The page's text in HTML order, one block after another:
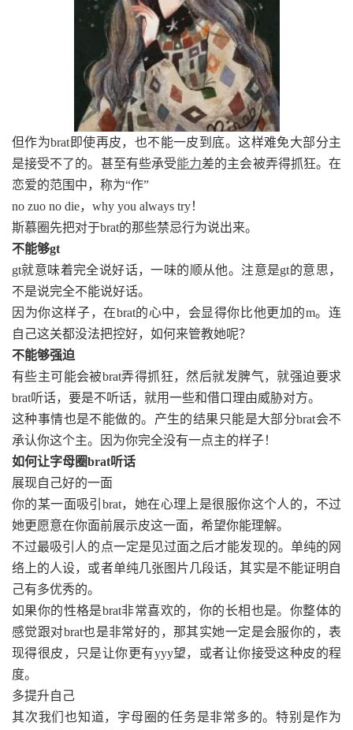
但作为brat即使再皮，也不能一皮到底。这样难免大部分主
是接受不了的。甚至有些承受能力差的主会被弄得抓狂。在
恋爱的范围中，称为“作”
no zuo no die，why you always try！
斯慕圈先把对于brat的那些禁忌行为说出来。
不能够gt
gt就意味着完全说好话，一味的顺从他。注意是gt的意思，
不是说完全不能说好话。
因为你这样子，在brat的心中，会显得你比他更加的m。连
自己这关都没法把控好，如何来管教她呢？
不能够强迫
有些主可能会被brat弄得抓狂，然后就发脾气，就强迫要求
brat听话，要是不听话，就用一些和借口理由威胁对方。
这种事情也是不能做的。产生的结果只能是大部分brat会不
承认你这个主。因为你完全没有一点主的样子！
如何让字母圈brat听话
展现自己好的一面
你的某一面吸引brat，她在心理上是很服你这个人的，不过
她更愿意在你面前展示皮这一面，希望你能理解。
不过最吸引人的点一定是见过面之后才能发现的。单纯的网
络上的人设，或者单纯几张图片几段话，其实是不能证明自
己有多优秀的。
如果你的性格是brat非常喜欢的，你的长相也是。你整体的
感觉跟对brat也是非常好的，那其实她一定是会服你的，表
现得很皮，只是让你更有yyy望，或者让你接受这种皮的程
度。
多提升自己
其次我们也知道，字母圈的任务是非常多的。特别是作为